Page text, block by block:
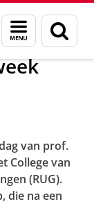
Menu
en
zoeken
van prof.
College van
(RUG).
die na een